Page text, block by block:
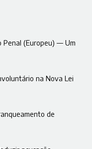
Penal (Europeu) — Um
na Nova Lei
de